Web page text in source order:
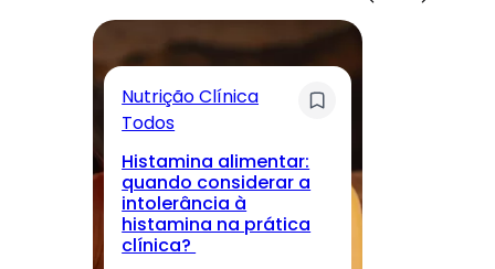
Nutrição Clínica
Todos
Histamina alimentar:
quando considerar a
intolerância à
histamina na prática
clínica?